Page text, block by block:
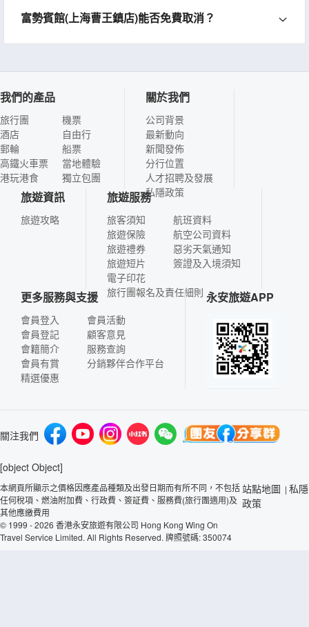
富勢賓館(上海曹王鎮店)能否免費取消？
我們的產品
旅行團
酒店
郵輪
高鐵火車票
港玩港食
機票
自由行
船票
當地體驗
獨立包團
關於我們
公司背景
最新動向
新聞發佈
分行位置
人才招聘及發展
私隱政策
旅遊資訊
旅遊攻略
旅遊服務
旅客須知
旅遊保險
旅遊禮券
旅遊短片
電子印花
航班資料
航空公司資料
惡劣天氣通知
簽證及入境須知
旅行團報名及責任細則
更多服務與支援
會員登入
會員登記
會籍簡介
會員有賞
精選優惠
會員活動
顧客意見
服務查詢
分銷夥伴合作平台
永安旅遊APP
關注我們
[object Object]
本網頁所顯示之價格因應產品種類及出發日期而有所不同，不包括
任何稅項、燃油附加費、行政費、簽証費、服務費(旅行團適用)及
其他應繳費用
© 1999 - 2026 香港永安旅遊有限公司 Hong Kong Wing On
Travel Service Limited. All Rights Reserved. 牌照號碼: 350074
站點地圖 | 私隱
政策